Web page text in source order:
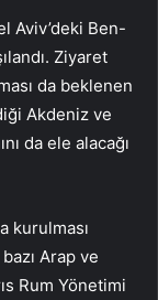
Aviv’deki Ben-
Ziyaret
da beklenen
Akdeniz ve
da ele alacağı
kurulması
Arap ve
Rum Yönetimi